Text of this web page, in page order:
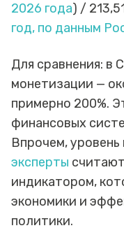
2026 года) /
год, по данным
Для сравнения:
монетизации —
примерно 200%.
финансовых
Впрочем,
эксперты
индикатором,
экономики и
политики.